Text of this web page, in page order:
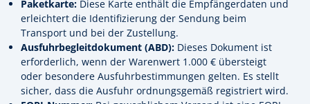
Paketkarte: Diese Karte enthält die Empfängerdaten und
erleichtert die Identifizierung der Sendung beim
Transport und bei der Zustellung.
Ausfuhrbegleitdokument (ABD): Dieses Dokument ist
erforderlich, wenn der Warenwert 1.000 € übersteigt
oder besondere Ausfuhrbestimmungen gelten. Es stellt
sicher, dass die Ausfuhr ordnungsgemäß registriert wird.